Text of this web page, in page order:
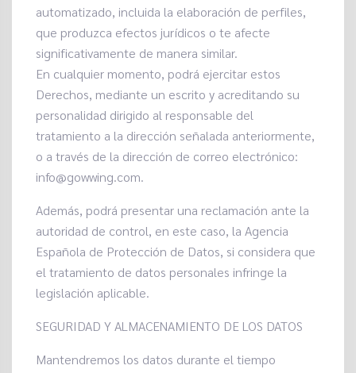
automatizado, incluida la elaboración de perfiles,
que produzca efectos jurídicos o te afecte
significativamente de manera similar.
En cualquier momento, podrá ejercitar estos
Derechos, mediante un escrito y acreditando su
personalidad dirigido al responsable del
tratamiento a la dirección señalada anteriormente,
o a través de la dirección de correo electrónico:
info@gowwing.com.
Además, podrá presentar una reclamación ante la
autoridad de control, en este caso, la Agencia
Española de Protección de Datos, si considera que
el tratamiento de datos personales infringe la
legislación aplicable.
SEGURIDAD Y ALMACENAMIENTO DE LOS DATOS
Mantendremos los datos durante el tiempo